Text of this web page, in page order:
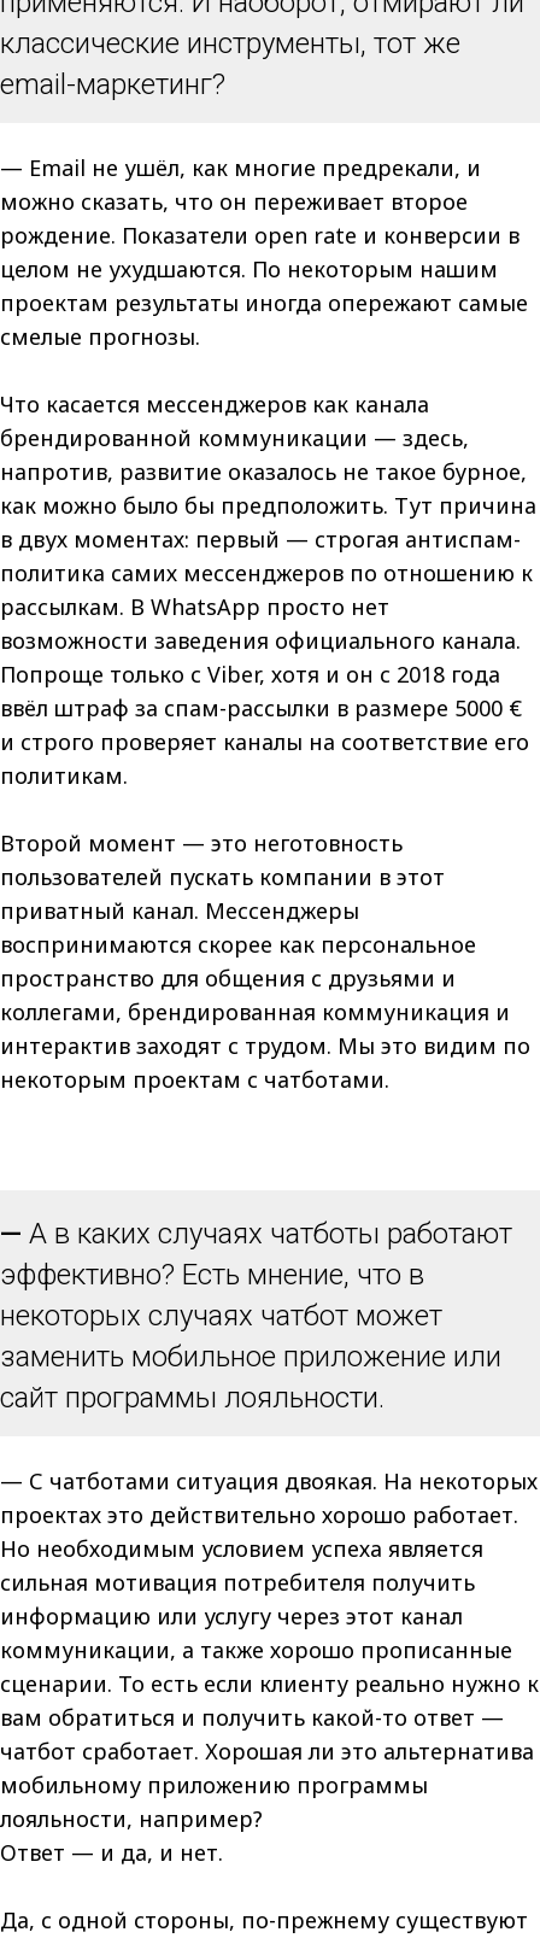
классические инструменты, тот же
email-маркетинг?
— Email не ушёл, как многие предрекали, и
можно сказать, что он переживает второе
рождение. Показатели open rate и конверсии в
целом не ухудшаются. По некоторым нашим
проектам результаты иногда опережают самые
смелые прогнозы.
Что касается мессенджеров как канала
брендированной коммуникации — здесь,
напротив, развитие оказалось не такое бурное,
как можно было бы предположить. Тут причина
в двух моментах: первый — строгая антиспам-
политика самих мессенджеров по отношению к
рассылкам. В WhatsApp просто нет
возможности заведения официального канала.
Попроще только с Viber, хотя и он с 2018 года
ввёл штраф за спам-рассылки в размере 5000 €
и строго проверяет каналы на соответствие его
политикам.
Второй момент — это неготовность
пользователей пускать компании в этот
приватный канал. Мессенджеры
воспринимаются скорее как персональное
пространство для общения с друзьями и
коллегами, брендированная коммуникация и
интерактив заходят с трудом. Мы это видим по
некоторым проектам с чатботами.
— А в каких случаях чатботы работают
эффективно? Есть мнение, что в
некоторых случаях чатбот может
заменить мобильное приложение или
сайт программы лояльности.
— С чатботами ситуация двоякая. На некоторых
проектах это действительно хорошо работает.
Но необходимым условием успеха является
сильная мотивация потребителя получить
информацию или услугу через этот канал
коммуникации, а также хорошо прописанные
сценарии. То есть если клиенту реально нужно к
вам обратиться и получить какой-то ответ —
чатбот сработает. Хорошая ли это альтернатива
мобильному приложению программы
лояльности, например?
Ответ — и да, и нет.
Да, с одной стороны, по-прежнему существуют